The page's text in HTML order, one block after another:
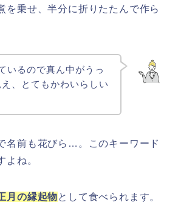
を乗せ、半分に折りたたんで作ら
いるので真ん中がうっ
、とてもかわいらしい
名前も花びら…。このキーワード
よね。
月の縁起物として食べられます。